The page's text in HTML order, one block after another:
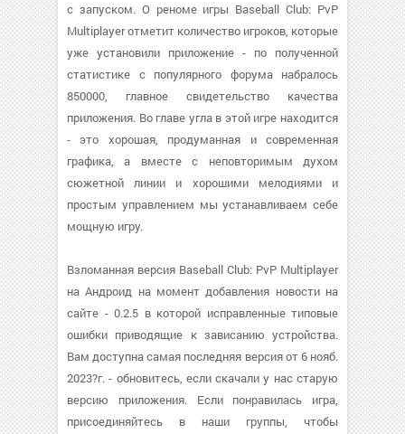
с запуском. О реноме игры Baseball Club: PvP
Multiplayer отметит количество игроков, которые
уже установили приложение - по полученной
статистике с популярного форума набралось
850000, главное свидетельство качества
приложения. Во главе угла в этой игре находится
- это хорошая, продуманная и современная
графика, а вместе с неповторимым духом
сюжетной линии и хорошими мелодиями и
простым управлением мы устанавливаем себе
мощную игру.
Взломанная версия Baseball Club: PvP Multiplayer
на Андроид на момент добавления новости на
сайте - 0.2.5 в которой исправленные типовые
ошибки приводящие к зависанию устройства.
Вам доступна самая последняя версия от 6 нояб.
2023?г. - обновитесь, если скачали у нас старую
версию приложения. Если понравилась игра,
присоединяйтесь в наши группы, чтобы